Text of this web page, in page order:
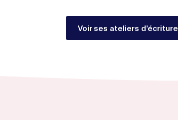
Voir ses ateliers d’écriture